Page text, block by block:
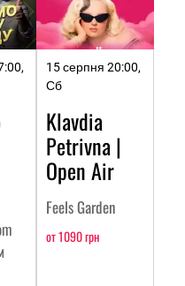
15 серпня 20:00,
Сб
Klavdia
Petrivna |
Open Air
Feels Garden
от 1090 грн